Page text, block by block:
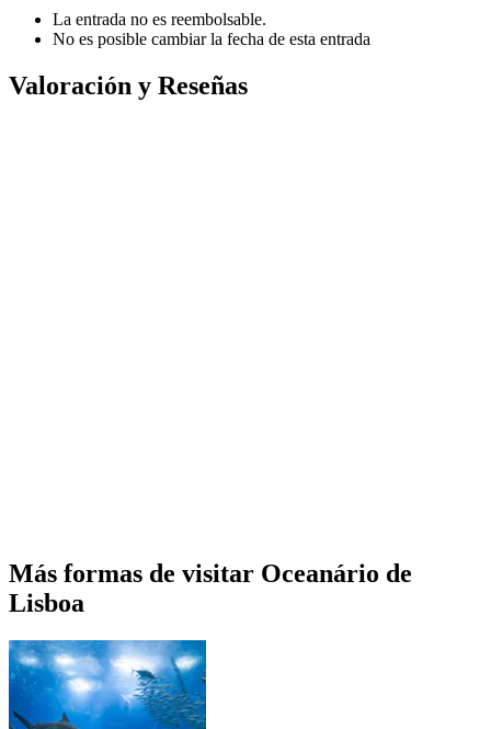
La entrada no es reembolsable.
No es posible cambiar la fecha de esta entrada
Valoración y Reseñas
Más formas de visitar Oceanário de
Lisboa